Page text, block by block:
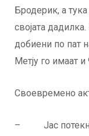
Бродерик, а
својата
добиени по пат
Метју го имаат
Своевремено
– Јас